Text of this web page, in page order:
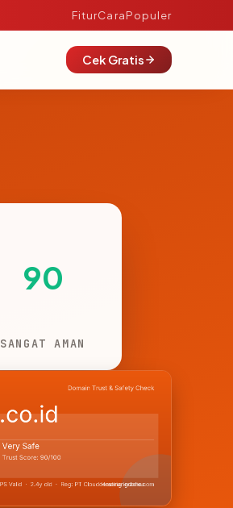
FiturCaraPopuler
Cek Gratis
90
SANGAT AMAN